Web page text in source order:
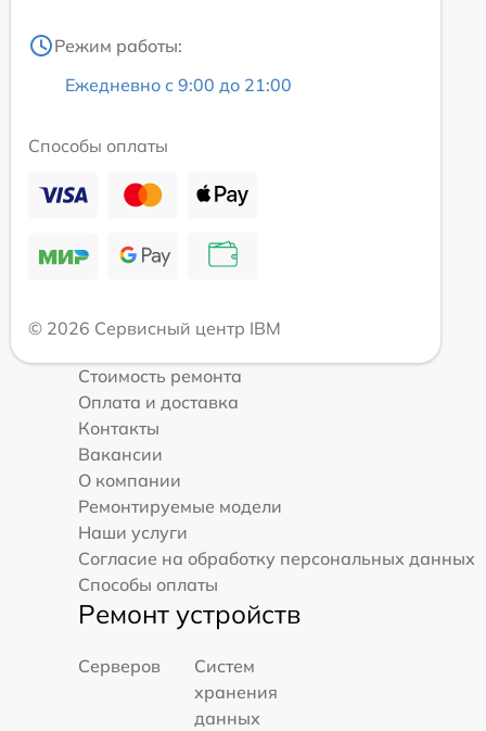
Режим работы:
Ежедневно с 9:00 до 21:00
Способы оплаты
© 2026 Сервисный центр IBM
Стоимость ремонта
Оплата и доставка
Контакты
Вакансии
О компании
Ремонтируемые модели
Наши услуги
Согласие на обработку персональных данных
Способы оплаты
Ремонт устройств
Серверов
Систем
хранения
данных